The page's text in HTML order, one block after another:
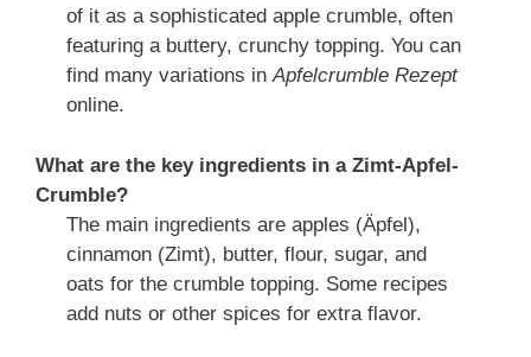
of it as a sophisticated apple crumble, often
featuring a buttery, crunchy topping. You can
find many variations inApfelcrumble Rezept
online.
What are the key ingredients in a Zimt-Apfel-
Crumble?
The main ingredients are apples (Äpfel),
cinnamon (Zimt), butter, flour, sugar, and
oats for the crumble topping. Some recipes
add nuts or other spices for extra flavor.